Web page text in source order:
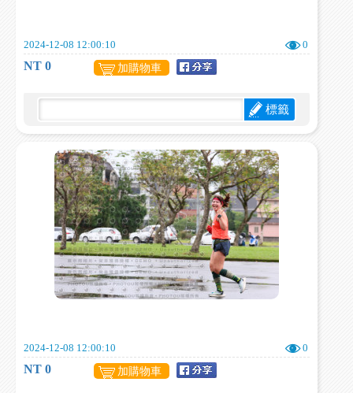
2024-12-08 12:00:10 0
NT 0 加購物車
標籤
2024-12-08 12:00:10 0
NT 0 加購物車